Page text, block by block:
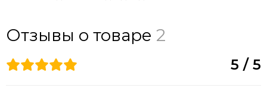
Отзывы о товаре 2
5 / 5